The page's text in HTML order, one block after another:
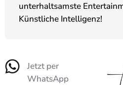
unterhaltsamste
Künstliche Intelligenz!
Jetzt per
WhatsApp